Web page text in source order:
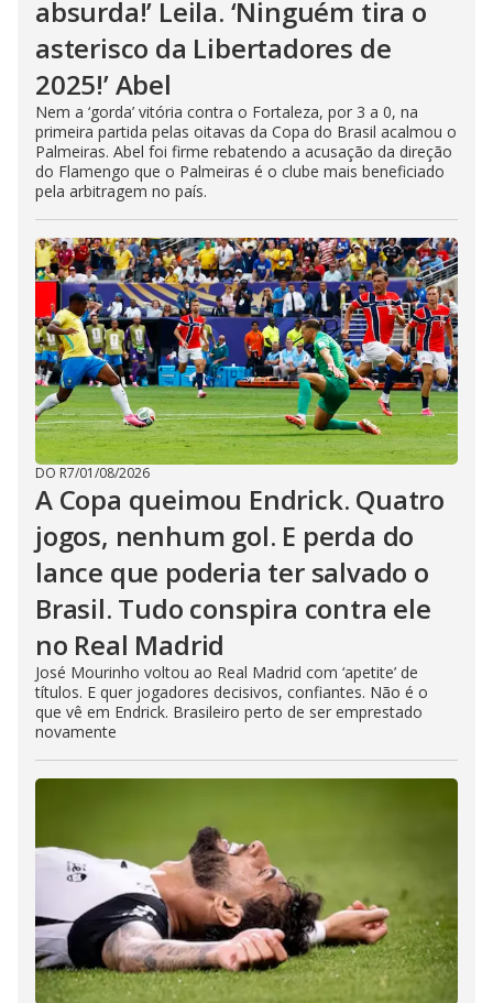
absurda!’ Leila. ‘Ninguém tira o
asterisco da Libertadores de
2025!’ Abel
Nem a ‘gorda’ vitória contra o Fortaleza, por 3 a 0, na
primeira partida pelas oitavas da Copa do Brasil acalmou o
Palmeiras. Abel foi firme rebatendo a acusação da direção
do Flamengo que o Palmeiras é o clube mais beneficiado
pela arbitragem no país.
DO R7/01/08/2026
A Copa queimou Endrick. Quatro
jogos, nenhum gol. E perda do
lance que poderia ter salvado o
Brasil. Tudo conspira contra ele
no Real Madrid
José Mourinho voltou ao Real Madrid com ‘apetite’ de
títulos. E quer jogadores decisivos, confiantes. Não é o
que vê em Endrick. Brasileiro perto de ser emprestado
novamente